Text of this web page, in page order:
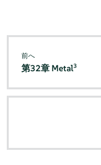
前へ
第32章 Metal3